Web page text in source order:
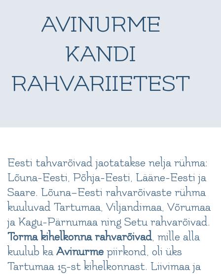
AVINURME
KANDI
RAHVARIIETEST
Eesti tahvarõivad jaotatakse nelja rühma:
Lõuna-Eesti, Põhja-Eesti, Lääne-Eesti ja
Saare. Lõuna–Eesti rahvarõivaste rühma
kuuluvad Tartumaa, Viljandimaa, Võrumaa
ja Kagu-Pärnumaa ning Setu rahvarõivad.
Torma kihelkonna rahvarõivad, mille alla
kuulub kaAvinurme piirkond, oli üks
Tartumaa 15-st kihelkonnast. Liivimaa ja